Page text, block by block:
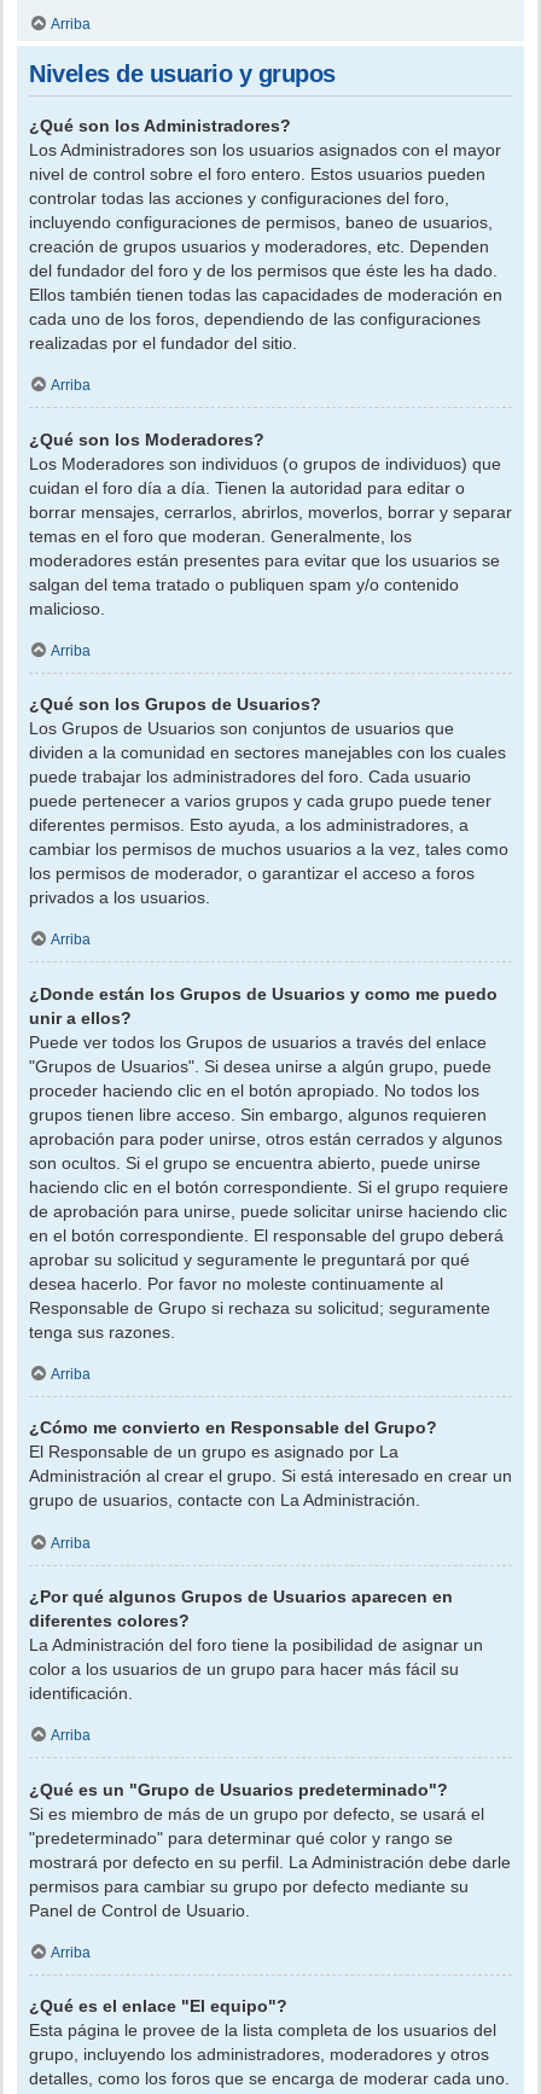
Arriba
Niveles de usuario y grupos
¿Qué son los Administradores?
Los Administradores son los usuarios asignados con el mayor
nivel de control sobre el foro entero. Estos usuarios pueden
controlar todas las acciones y configuraciones del foro,
incluyendo configuraciones de permisos, baneo de usuarios,
creación de grupos usuarios y moderadores, etc. Dependen
del fundador del foro y de los permisos que éste les ha dado.
Ellos también tienen todas las capacidades de moderación en
cada uno de los foros, dependiendo de las configuraciones
realizadas por el fundador del sitio.
Arriba
¿Qué son los Moderadores?
Los Moderadores son individuos (o grupos de individuos) que
cuidan el foro día a día. Tienen la autoridad para editar o
borrar mensajes, cerrarlos, abrirlos, moverlos, borrar y separar
temas en el foro que moderan. Generalmente, los
moderadores están presentes para evitar que los usuarios se
salgan del tema tratado o publiquen spam y/o contenido
malicioso.
Arriba
¿Qué son los Grupos de Usuarios?
Los Grupos de Usuarios son conjuntos de usuarios que
dividen a la comunidad en sectores manejables con los cuales
puede trabajar los administradores del foro. Cada usuario
puede pertenecer a varios grupos y cada grupo puede tener
diferentes permisos. Esto ayuda, a los administradores, a
cambiar los permisos de muchos usuarios a la vez, tales como
los permisos de moderador, o garantizar el acceso a foros
privados a los usuarios.
Arriba
¿Donde están los Grupos de Usuarios y como me puedo
unir a ellos?
Puede ver todos los Grupos de usuarios a través del enlace
"Grupos de Usuarios". Si desea unirse a algún grupo, puede
proceder haciendo clic en el botón apropiado. No todos los
grupos tienen libre acceso. Sin embargo, algunos requieren
aprobación para poder unirse, otros están cerrados y algunos
son ocultos. Si el grupo se encuentra abierto, puede unirse
haciendo clic en el botón correspondiente. Si el grupo requiere
de aprobación para unirse, puede solicitar unirse haciendo clic
en el botón correspondiente. El responsable del grupo deberá
aprobar su solicitud y seguramente le preguntará por qué
desea hacerlo. Por favor no moleste continuamente al
Responsable de Grupo si rechaza su solicitud; seguramente
tenga sus razones.
Arriba
¿Cómo me convierto en Responsable del Grupo?
El Responsable de un grupo es asignado por La
Administración al crear el grupo. Si está interesado en crear un
grupo de usuarios, contacte con La Administración.
Arriba
¿Por qué algunos Grupos de Usuarios aparecen en
diferentes colores?
La Administración del foro tiene la posibilidad de asignar un
color a los usuarios de un grupo para hacer más fácil su
identificación.
Arriba
¿Qué es un "Grupo de Usuarios predeterminado"?
Si es miembro de más de un grupo por defecto, se usará el
"predeterminado" para determinar qué color y rango se
mostrará por defecto en su perfil. La Administración debe darle
permisos para cambiar su grupo por defecto mediante su
Panel de Control de Usuario.
Arriba
¿Qué es el enlace "El equipo"?
Esta página le provee de la lista completa de los usuarios del
grupo, incluyendo los administradores, moderadores y otros
detalles, como los foros que se encarga de moderar cada uno.